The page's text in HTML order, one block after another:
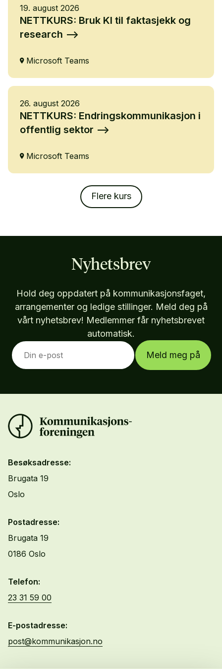
19. august 2026
NETTKURS: Bruk KI til faktasjekk og
research
Microsoft Teams
26. august 2026
NETTKURS: Endringskommunikasjon i
offentlig sektor
Microsoft Teams
Flere kurs
Nyhetsbrev
Hold deg oppdatert på kommunikasjonsfaget,
arrangementer og ledige stillinger. Meld deg på
vårt nyhetsbrev! Medlemmer får nyhetsbrevet
automatisk.
Meld meg på
Besøksadresse:
Brugata 19
Oslo
Postadresse:
Brugata 19
0186 Oslo
Telefon:
23 31 59 00
E-postadresse:
post@kommunikasjon.no